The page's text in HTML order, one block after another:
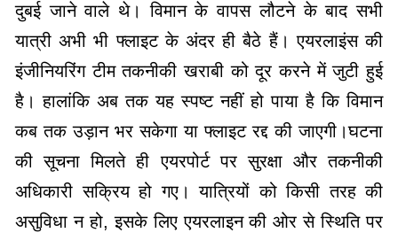
दुबई जाने वाले थे। विमान के वापस लौटने के बाद सभी
यात्री अभी भी फ्लाइट के अंदर ही बैठे हैं। एयरलाइंस की
इंजीनियरिंग टीम तकनीकी खराबी को दूर करने में जुटी हुई
है। हालांकि अब तक यह स्पष्ट नहीं हो पाया है कि विमान
कब तक उड़ान भर सकेगा या फ्लाइट रद्द की जाएगी।घटना
की सूचना मिलते ही एयरपोर्ट पर सुरक्षा और तकनीकी
अधिकारी सक्रिय हो गए। यात्रियों को किसी तरह की
असुविधा न हो, इसके लिए एयरलाइन की ओर से स्थिति पर